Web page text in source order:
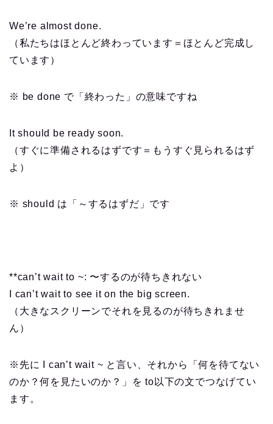
We’re almost done.
（私たちはほとんど終わっています＝ほとんど完成し
ています）
※ be done で「終わった」の意味ですね
It should be ready soon.
（すぐに準備されるはずです＝もうすぐ見られるはず
よ）
※ should は「～するはずだ」です
**can’t wait to ~: 〜するのが待ちきれない
I can’t wait to see it on the big screen.
（大きなスクリーンでそれを見るのが待ちきれませ
ん）
※先に I can’t wait ~ と言い、それから「何を待てない
のか？何を見たいのか？」を to以下の文でつなげてい
ます。